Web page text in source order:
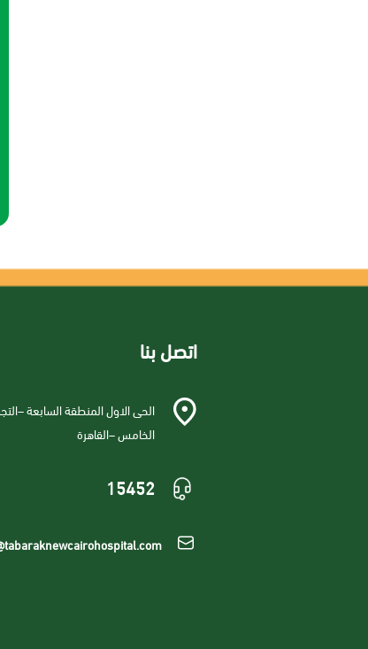
اتصل بنا
الحى الاول المنطقة السابعة
الخامس –القاهرة
15452